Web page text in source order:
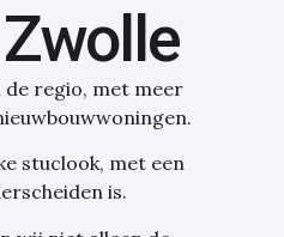
de regio, met meer
stuclook, met een
is.